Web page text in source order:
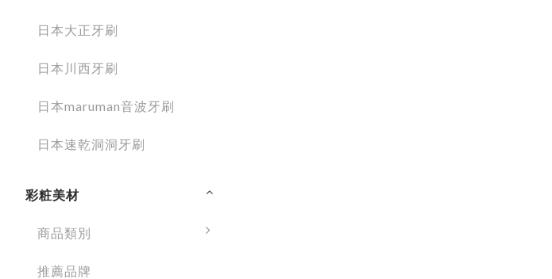
日本大正牙刷
日本川西牙刷
日本maruman音波牙刷
日本速乾洞洞牙刷
彩粧美材
商品類別
推薦品牌